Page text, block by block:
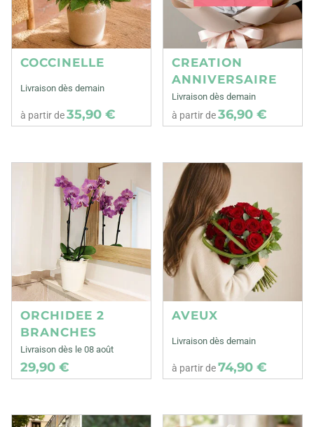
COCCINELLE
Livraison dès demain
à partir de35,90 €
CREATION
ANNIVERSAIRE
Livraison dès demain
à partir de36,90 €
ORCHIDEE 2
BRANCHES
Livraison dès le 08 août
29,90 €
AVEUX
Livraison dès demain
à partir de74,90 €